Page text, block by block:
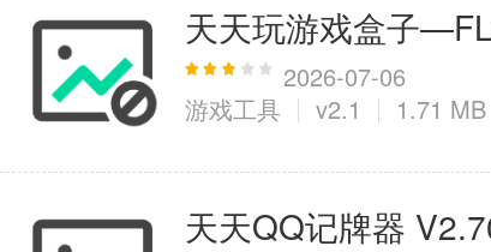
实用工具
2万+款应用
资讯阅读
1万+款应用
天天玩游戏盒子
2026-07-06
游戏工具
v2.1 1.71 MB
天天QQ记牌器